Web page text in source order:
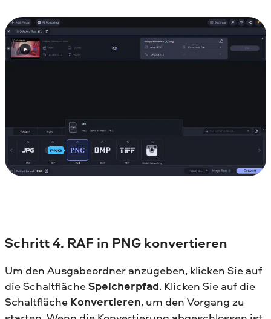
Schritt 4. RAF in PNG konvertieren
Um den Ausgabeordner anzugeben, klicken Sie auf
die SchaltflächeSpeicherpfad. Klicken Sie auf die
Schaltfläche Konvertieren, um den Vorgang zu